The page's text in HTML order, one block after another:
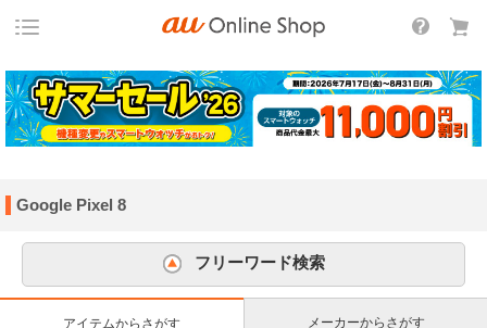
Google Pixel 8
フリーワード検索
アイテムからさがす メーカーからさがす